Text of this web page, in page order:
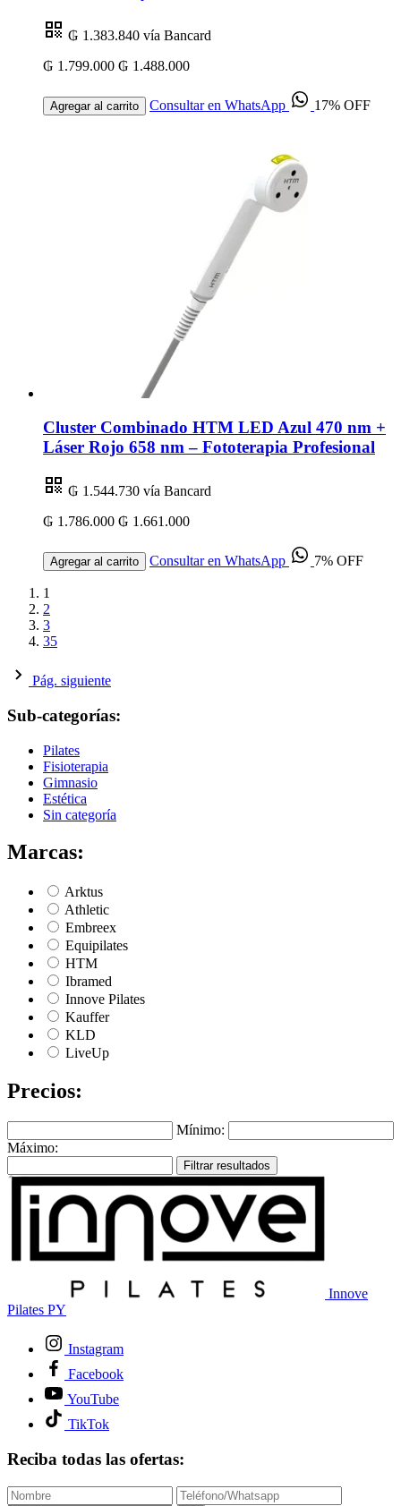
₲ 1.383.840 vía Bancard
₲ 1.799.000 ₲ 1.488.000
Agregar al carrito Consultar en WhatsApp 17% OFF
Cluster Combinado HTM LED Azul 470 nm +
Láser Rojo 658 nm – Fototerapia Profesional
₲ 1.544.730 vía Bancard
₲ 1.786.000 ₲ 1.661.000
Agregar al carrito Consultar en WhatsApp 7% OFF
1
2
3
35
Pág. siguiente
Sub-categorías:
Pilates
Fisioterapia
Gimnasio
Estética
Sin categoría
Marcas:
Arktus
Athletic
Embreex
Equipilates
HTM
Ibramed
Innove Pilates
Kauffer
KLD
LiveUp
Precios:
Mínimo:
Máximo:
Filtrar resultados
Innove
Pilates PY
Instagram
Facebook
YouTube
TikTok
Reciba todas las ofertas: